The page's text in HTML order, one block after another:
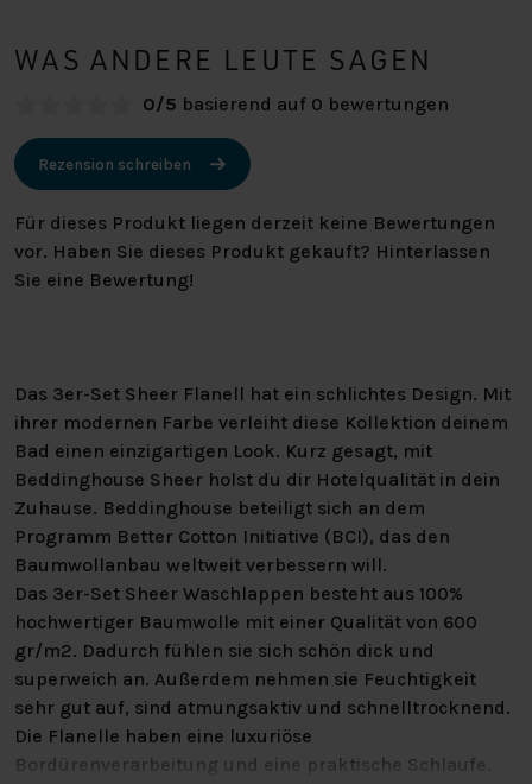
WAS ANDERE LEUTE SAGEN
0/5 basierend auf 0 bewertungen
Rezension schreiben
Für dieses Produkt liegen derzeit keine Bewertungen
vor. Haben Sie dieses Produkt gekauft? Hinterlassen
Sie eine Bewertung!
Das 3er-Set Sheer Flanell hat ein schlichtes Design. Mit
ihrer modernen Farbe verleiht diese Kollektion deinem
Bad einen einzigartigen Look. Kurz gesagt, mit
Beddinghouse Sheer holst du dir Hotelqualität in dein
Zuhause. Beddinghouse beteiligt sich an dem
Programm Better Cotton Initiative (BCI), das den
Baumwollanbau weltweit verbessern will.
Das 3er-Set Sheer Waschlappen besteht aus 100%
hochwertiger Baumwolle mit einer Qualität von 600
gr/m2. Dadurch fühlen sie sich schön dick und
superweich an. Außerdem nehmen sie Feuchtigkeit
sehr gut auf, sind atmungsaktiv und schnelltrocknend.
Die Flanelle haben eine luxuriöse
Bordürenverarbeitung und eine praktische Schlaufe.